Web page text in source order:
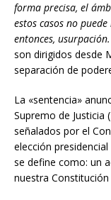
forma precisa, el
estos casos no
entonces, usurpación.
son dirigidos desde
separación de
La «sentencia»
Supremo de Justicia
señalados por el
elección
se define como: un
nuestra